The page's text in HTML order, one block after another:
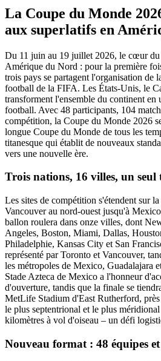
La Coupe du Monde
aux superlatifs en
Du 11 juin au 19 juillet 2026, le cœur
Amérique du Nord : pour la première
trois pays se partagent l'organisation de
football de la FIFA. Les États-Unis, le
transforment l'ensemble du continent en
football. Avec 48 participants, 104
compétition, la Coupe du Monde 2026
longue Coupe du Monde de tous les
titanesque qui établit de nouveaux
vers une nouvelle ère.
Trois nations, 16 villes, un
Les sites de compétition s'étendent sur
Vancouver au nord-ouest jusqu'à
ballon roulera dans onze villes, dont
Angeles, Boston, Miami, Dallas,
Philadelphie, Kansas City et San
représenté par Toronto et Vancouver,
les métropoles de Mexico, Guadalajara
Stade Azteca de Mexico a l'honneur
d'ouverture, tandis que la finale se
MetLife Stadium d'East Rutherford,
le plus septentrional et le plus
kilomètres à vol d'oiseau – un défi
Nouveau format : 48 équipes